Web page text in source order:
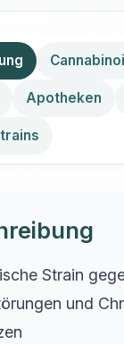
Apotheken
Strain
und